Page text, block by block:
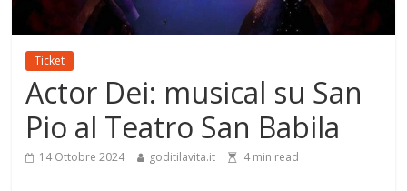
Ticket
Actor Dei: musical su San
Pio al Teatro San Babila
14 Ottobre 2024 goditilavita.it 4min read